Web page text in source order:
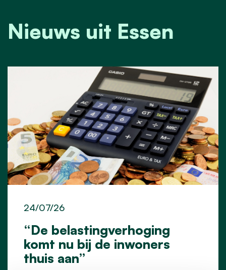
Nieuws uit Essen
“De belastingverhoging
komt nu bij de inwoners
thuis aan”
24/07/26